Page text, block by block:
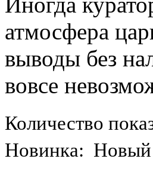
атмосфера
выводы без
вовсе
Количество
Новинка: Новый